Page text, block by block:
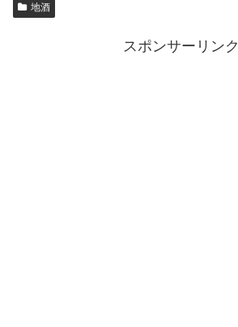
地酒
スポンサーリンク